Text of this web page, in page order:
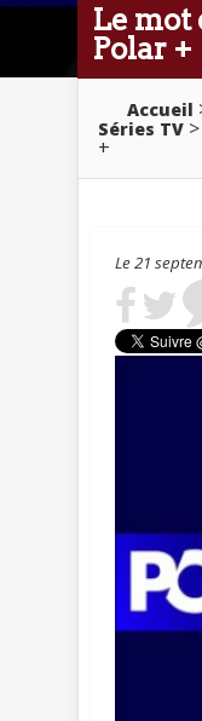
Le mot
Polar +
Accueil
Séries TV
+
Le 21